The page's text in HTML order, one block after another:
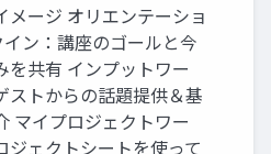
メージ オリエンテーショ
ン：講座のゴールと今
を共有 インプットワー
ストからの話題提供＆基
マイプロジェクトワー
ジェクトシートを使って